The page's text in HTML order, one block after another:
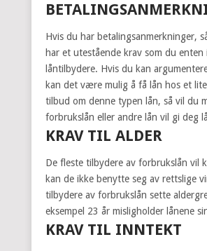
Hvis du har betalingsanmerkninger,
har et utestående krav som du
låntilbydere. Hvis du kan
kan det være mulig å få lån hos et
tilbud om denne typen lån, så vil du
forbrukslån eller andre lån vil gi deg
KRAV TIL ALDER
De fleste tilbydere av forbrukslån vil
kan de ikke benytte seg av rettslige
tilbydere av forbrukslån sette
eksempel 23 år misligholder lånene
KRAV TIL INNTEKT